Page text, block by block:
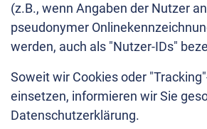
(z.B., wenn Angaben der Nutzer
pseudonymer
werden, auch als "Nutzer-IDs"
Soweit wir Cookies oder
einsetzen, informieren wir Sie
Datenschutzerklärung.